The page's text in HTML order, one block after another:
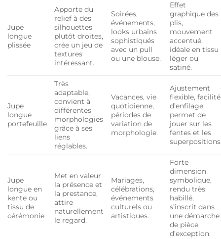
Jupe
longue
plissée
Apporte du
relief à des
silhouettes
plutôt droites,
crée un jeu de
textures
intéressant.
Soirées,
événements,
looks urbains
sophistiqués
avec un pull
ou une blouse.
Effet
graphique des
plis,
mouvement
accentué,
idéale en tissu
léger ou
satiné.
Jupe
longue
portefeuille
Très
adaptable,
convient à
différentes
morphologies
grâce à ses
liens
réglables.
Vacances, vie
quotidienne,
périodes de
variation de
morphologie.
Ajustement
flexible, facilité
d’enfilage,
permet de
jouer sur les
fentes et les
Jupe
longue en
kente ou
tissu de
cérémonie
Met en valeur
la présence et
la prestance,
attire
naturellement
le regard.
Mariages,
célébrations,
événements
culturels ou
artistiques.
Forte
dimension
symbolique,
rendu très
habillé,
s’inscrit dans
une démarche
de pièce
d’exception.